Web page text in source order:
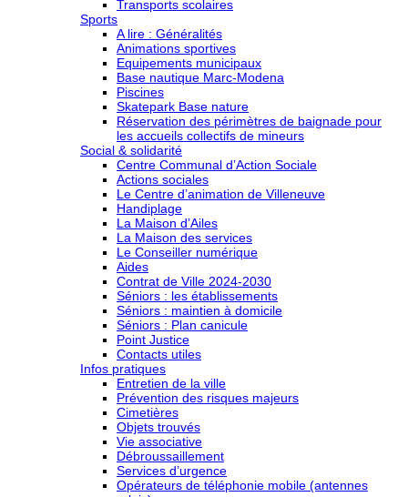
Transports scolaires
Sports
A lire : Généralités
Animations sportives
Equipements municipaux
Base nautique Marc-Modena
Piscines
Skatepark Base nature
Réservation des périmètres de baignade pour
les accueils collectifs de mineurs
Social & solidarité
Centre Communal d’Action Sociale
Actions sociales
Le Centre d’animation de Villeneuve
Handiplage
La Maison d’Ailes
La Maison des services
Le Conseiller numérique
Aides
Contrat de Ville 2024-2030
Séniors : les établissements
Séniors : maintien à domicile
Séniors : Plan canicule
Point Justice
Contacts utiles
Infos pratiques
Entretien de la ville
Prévention des risques majeurs
Cimetières
Objets trouvés
Vie associative
Débroussaillement
Services d’urgence
Opérateurs de téléphonie mobile (antennes